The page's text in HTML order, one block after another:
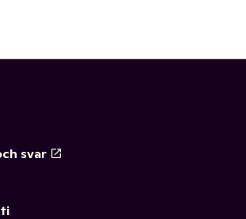
svar